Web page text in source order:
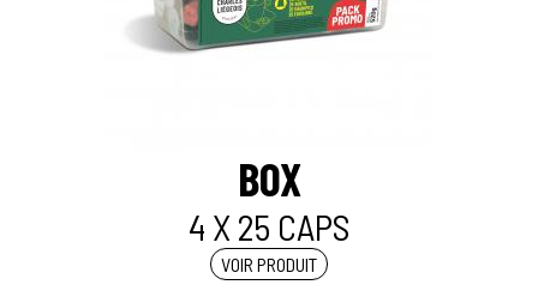
BOX
4 X 25 CAPS
VOIR PRODUIT